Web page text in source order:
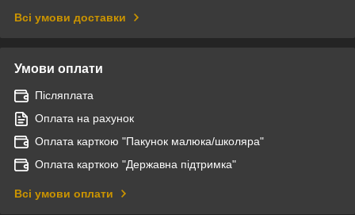
Всі умови доставки
Умови оплати
Післяплата
Оплата на рахунок
Оплата карткою "Пакунок малюка/школяра"
Оплата карткою "Державна підтримка"
Всі умови оплати